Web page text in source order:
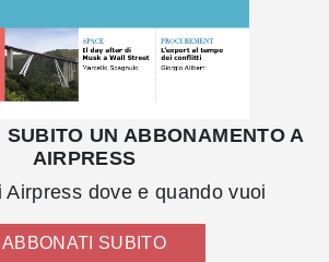
SUBITO UN ABBONAMENTO A
AIRPRESS
Airpress dove e quando vuoi
ABBONATI SUBITO